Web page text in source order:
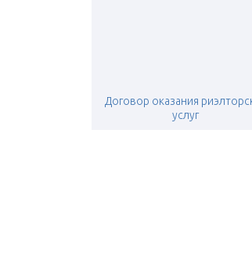
Договор оказания
услуг